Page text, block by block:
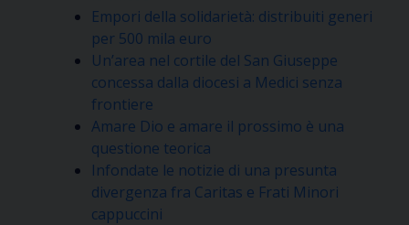
Empori della solidarietà: distribuiti generi
per 500 mila euro
Un’area nel cortile del San Giuseppe
concessa dalla diocesi a Medici senza
frontiere
Amare Dio e amare il prossimo è una
questione teorica
Infondate le notizie di una presunta
divergenza fra Caritas e Frati Minori
cappuccini